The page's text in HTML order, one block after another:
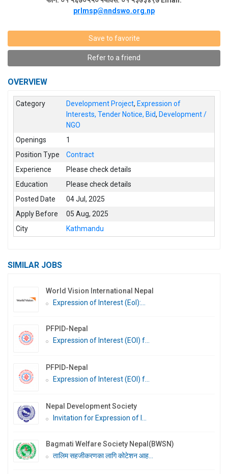
prlmsp@nndswo.org.np
Save to favorite
Refer to a friend
OVERVIEW
Category Development Project,Expression of
Interests, Tender Notice, Bid,Development /
NGO
Openings
1
Position Type
Contract
Experience
Please check details
Education
Please check details
Posted Date
04 Jul, 2025
Apply Before
05 Aug, 2025
City
Kathmandu
SIMILAR JOBS
World Vision International Nepal
Expression of Interest (EoI):...
PFPID-Nepal
Expression of Interest (EOI) f...
PFPID-Nepal
Expression of Interest (EOI) f...
Nepal Development Society
Invitation for Expression of I...
Bagmati Welfare Society Nepal(BWSN)
तालिम सहजीकरणका लागि कोटेशन आह...